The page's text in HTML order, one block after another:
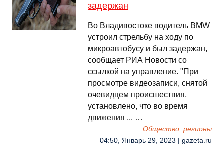
задержан
Во Владивостоке водитель BMW
устроил стрельбу на ходу по
микроавтобусу и был задержан,
сообщает РИА Новости со
ссылкой на управление. "При
просмотре видеозаписи, снятой
очевидцем происшествия,
установлено, что во время
движения ... …
Общество, регионы
04:50, Январь 29, 2023 | gazeta.ru